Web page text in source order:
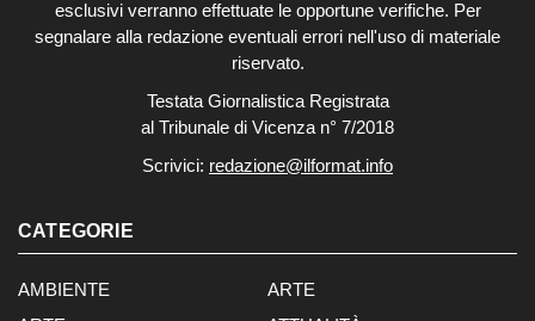
esclusivi verranno effettuate le opportune verifiche. Per
segnalare alla redazione eventuali errori nell'uso di materiale
riservato.
Testata Giornalistica Registrata
al Tribunale di Vicenza n° 7/2018
Scrivici: redazione@ilformat.info
CATEGORIE
AMBIENTE
ARTE